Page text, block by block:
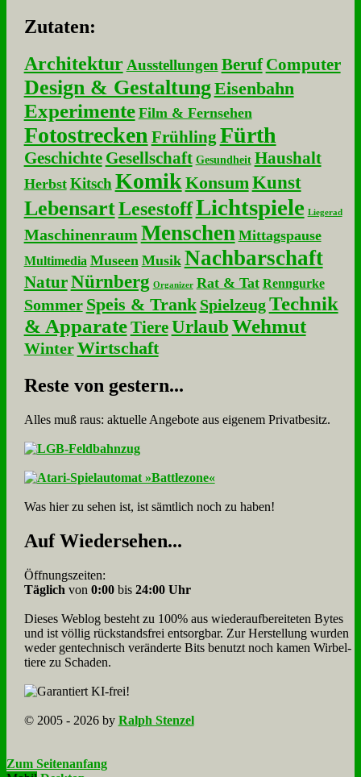
Zu­ta­ten:
Architektur Ausstellungen Beruf Computer
Design & GestaltungEisenbahn
Experimente Film & Fernsehen
Fotostrecken Frühling Fürth
Geschichte Gesellschaft Gesundheit Haushalt
Herbst Kitsch KomikKonsumKunst
LebensartLesestoffLichtspiele Liegerad
Maschinenraum Menschen Mittagspause
Multimedia Museen Musik Nachbarschaft
NaturNürnberg Organizer Rat & Tat Renngurke
Sommer Speis & Trank Spielzeug Technik
& Apparate Tiere UrlaubWehmut
Winter Wirtschaft
Re­ste von ge­stern...
Alles muß raus: aktuelle An­ge­bo­te aus eigenem Privatbesitz.
Was hier zu sehen ist, ist sämt­lich noch zu haben!
Auf Wie­der­se­hen...
Öffnungszeiten:
Täglich von 0:00bis 24:00 Uhr
Dieses Weblog besteht zu 100% aus wie­der­auf­bereite­ten Bytes
und ist völlig rück­stands­frei ent­sorg­bar. Zur Herstellung wurden
weder gen­tech­nisch veränderte Bits benutzt noch kamen Wir­bel­
tiere zu Scha­den.
© 2005 - 2026 by Ralph Stenzel
Zum Seitenanfang